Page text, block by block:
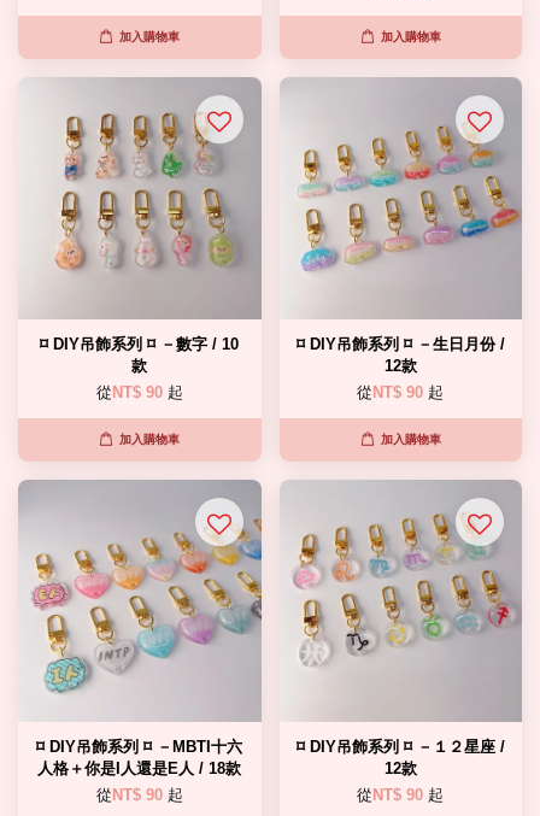
加入購物車 加入購物車
⌑ DIY吊飾系列 ⌑ －數字 / 10
款
從 NT$ 90 起
加入購物車
⌑ DIY吊飾系列 ⌑ －生日月份 /
12款
從 NT$ 90 起
加入購物車
⌑ DIY吊飾系列 ⌑ －MBTI十六
人格＋你是I人還是E人 / 18款
從 NT$ 90 起
⌑ DIY吊飾系列 ⌑ －１２星座 /
12款
從 NT$ 90 起